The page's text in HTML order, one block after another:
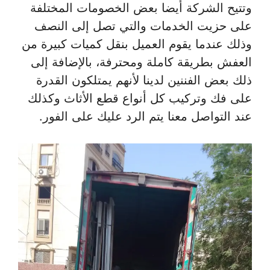
وتتيح الشركة أيضا بعض الخصومات المختلفة
على حزيت الخدمات والتي تصل إلى النصف
وذلك عندما يقوم العميل بنقل كميات كبيرة من
العفش بطريقة كاملة ومحترفة، بالإضافة إلى
ذلك بعض الفننين لدينا لأنهم يمتلكون القدرة
على فك وتركيب كل أنواع قطع الأثاث وكذلك
عند التواصل معنا يتم الرد عليك على الفور.